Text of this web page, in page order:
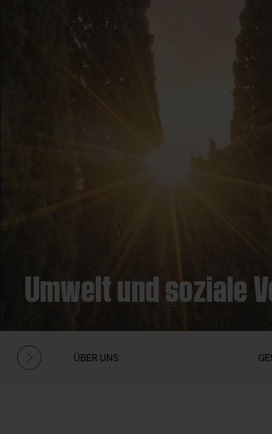
Umwelt und soziale
ÜBER UNS